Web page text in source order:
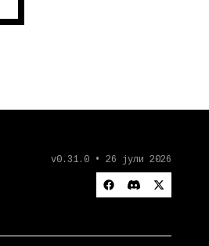
v0.31.0 • 26 јули 2026